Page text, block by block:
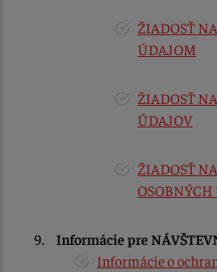
ŽIADOSŤ
ÚDAJOM
ŽIADOSŤ
ÚDAJOV
ŽIADOSŤ
Informácie pre
Informácie o